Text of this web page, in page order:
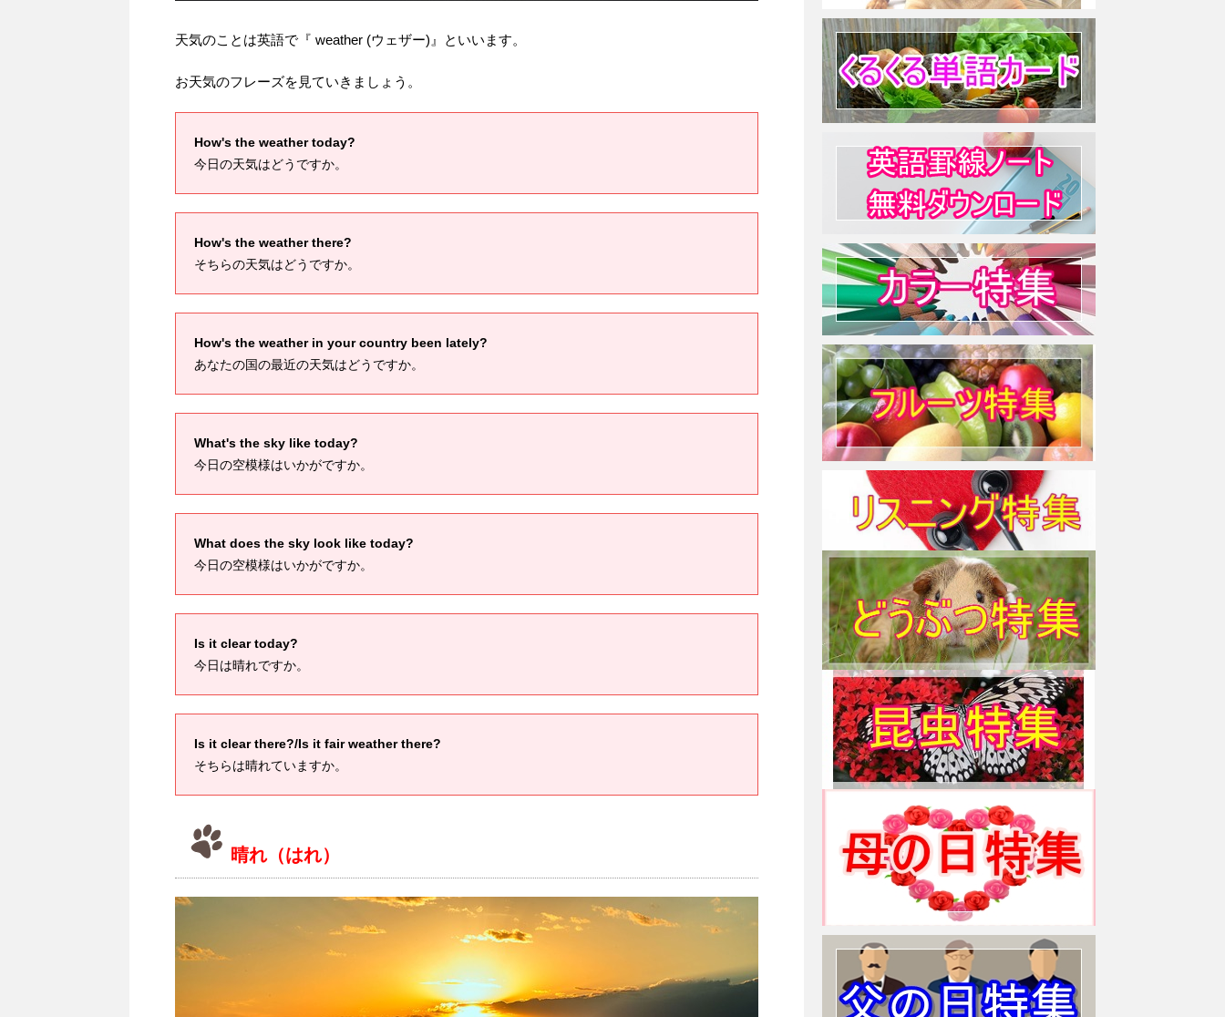
天気のことは英語で『 weather (ウェザー)』といいます。
お天気のフレーズを見ていきましょう。
How's the weather today?
今日の天気はどうですか。
How's the weather there?
そちらの天気はどうですか。
How's the weather in your country been lately?
あなたの国の最近の天気はどうですか。
What's the sky like today?
今日の空模様はいかがですか。
What does the sky look like today?
今日の空模様はいかがですか。
Is it clear today?
今日は晴れですか。
Is it clear there?/Is it fair weather there?
そちらは晴れていますか。
晴れ（はれ）